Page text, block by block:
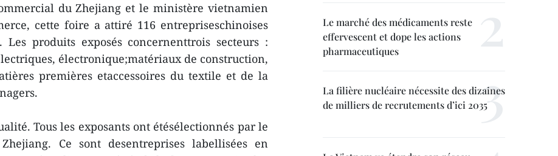
du Zhejiang et le ministère vietnamien
cette foire a attiré 116 entrepriseschinoises
Les produits exposés concernenttrois secteurs :
électronique;matériaux de construction,
premières etaccessoires du textile et de la
Tous les exposants ont étésélectionnés par le
Ce sont desentreprises labellisées en
Le marché des médicaments reste
effervescent et dope les actions
pharmaceutiques
La filière nucléaire nécessite des dizaines
de milliers de recrutements d’ici 2035